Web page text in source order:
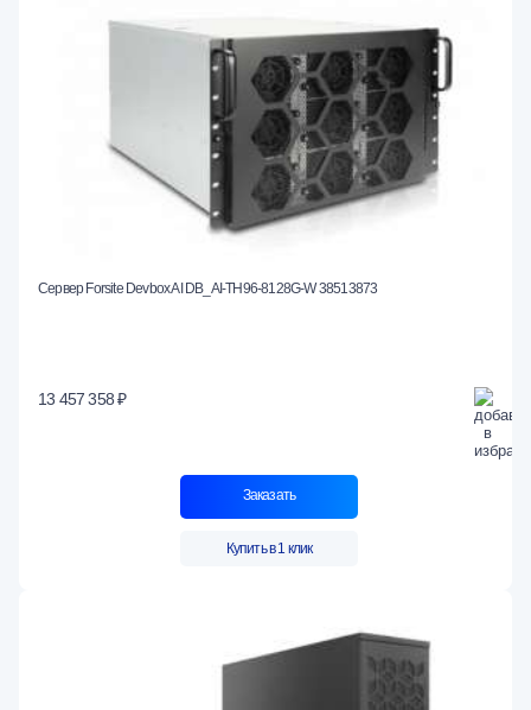
Сервер Forsite Devbox AI DB_AI-TH96-8128G-W 38513873
13 457 358 ₽
Заказать
Купить в 1 клик